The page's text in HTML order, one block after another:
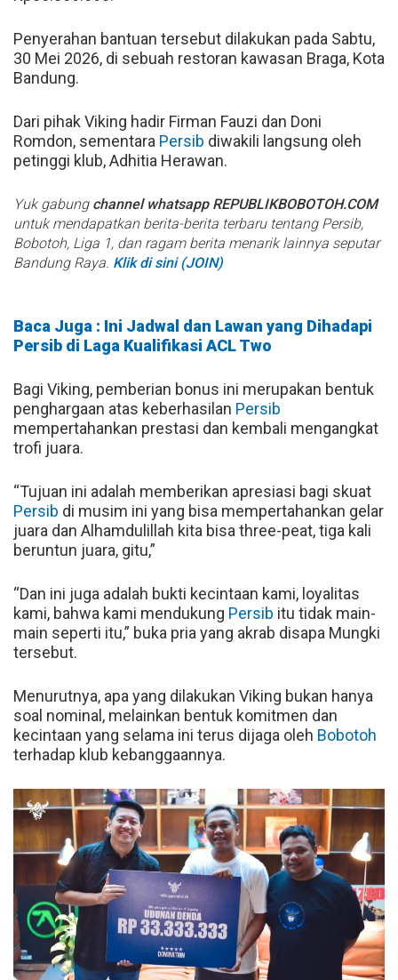
Penyerahan bantuan tersebut dilakukan pada Sabtu,
30 Mei 2026, di sebuah restoran kawasan Braga, Kota
Bandung.
Dari pihak Viking hadir Firman Fauzi dan Doni
Romdon, sementara Persib diwakili langsung oleh
petinggi klub, Adhitia Herawan.
Yuk gabung channel whatsapp REPUBLIKBOBOTOH.COM
untuk mendapatkan berita-berita terbaru tentang Persib,
Bobotoh, Liga 1, dan ragam berita menarik lainnya seputar
Bandung Raya. Klik di sini (JOIN)
Baca Juga : Ini Jadwal dan Lawan yang Dihadapi
Persib di Laga Kualifikasi ACL Two
Bagi Viking, pemberian bonus ini merupakan bentuk
penghargaan atas keberhasilan Persib
mempertahankan prestasi dan kembali mengangkat
trofi juara.
“Tujuan ini adalah memberikan apresiasi bagi skuat
Persib di musim ini yang bisa mempertahankan gelar
juara dan Alhamdulillah kita bisa three-peat, tiga kali
beruntun juara, gitu,”
“Dan ini juga adalah bukti kecintaan kami, loyalitas
kami, bahwa kami mendukung Persib itu tidak main-
main seperti itu,” buka pria yang akrab disapa Mungki
tersebut.
Menurutnya, apa yang dilakukan Viking bukan hanya
soal nominal, melainkan bentuk komitmen dan
kecintaan yang selama ini terus dijaga oleh Bobotoh
terhadap klub kebanggaannya.